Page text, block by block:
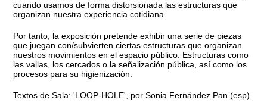
cuando usamos de forma distorsionada las estructuras que
organizan nuestra experiencia cotidiana.
Por tanto, la exposición pretende exhibir una serie de piezas
que juegan con/subvierten ciertas estructuras que organizan
nuestros movimientos en el espacio público. Estructuras como
las vallas, los cercados o la señalización pública, así como los
procesos para su higienización.
Textos de Sala:'LOOP-HOLE', por Sonia Fernández Pan (esp).